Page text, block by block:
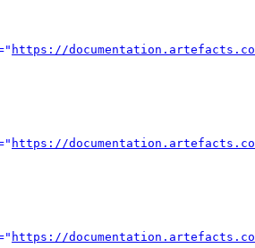
https://
https://
https://